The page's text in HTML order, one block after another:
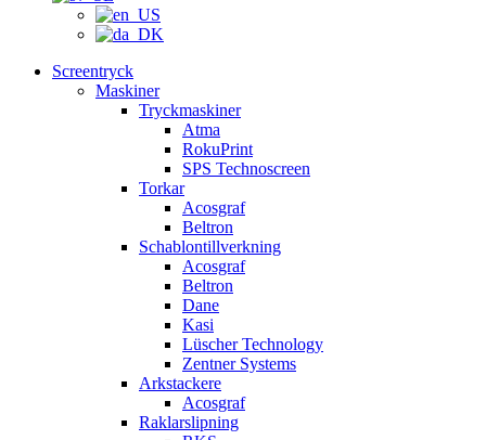
Screentryck
Maskiner
Tryckmaskiner
Atma
RokuPrint
SPS Technoscreen
Torkar
Acosgraf
Beltron
Schablontillverkning
Acosgraf
Beltron
Dane
Kasi
Lüscher Technology
Zentner Systems
Arkstackere
Acosgraf
Raklarslipning